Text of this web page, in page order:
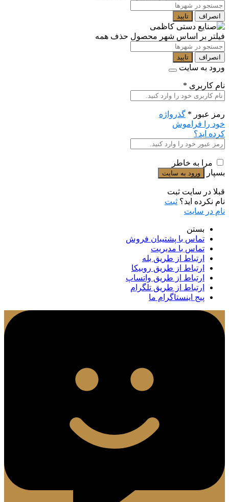
انصراف تایید
فیلتر بر اساس شهر محصول حذف همه
انصراف تایید
ورود به سایت
نام کاربری *
رمز عبور * گذرواژه
خود را فراموش
کرده اید؟
مرا به خاطر
بسپار
قبلا در سایت ثبت
نام نکرده اید؟ ثبت
نام در سایت
بستن
تماس با پشتیبان فروش
تماس با مدیریت
ارتباط از طریق بله
ارتباط از طریق روبیکا
ارتباط از طریق واتساپ
ارتباط از طریق تلگرام
پیج اینستاگرام ما